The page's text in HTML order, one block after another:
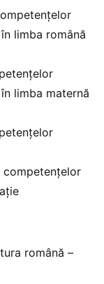
limba română
limba maternă
competențelor
română –